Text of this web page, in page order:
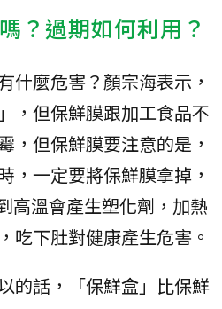
？過期如何利用？
什麼危害？顏宗海表示，
，但保鮮膜跟加工食品不
，但保鮮膜要注意的是，
，一定要將保鮮膜拿掉，
高溫會產生塑化劑，加熱
吃下肚對健康產生危害。
的話，「保鮮盒」比保鮮